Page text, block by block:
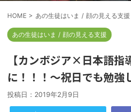
HOME > あの生徒はいま / 顔の見える支援
あの生徒はいま / 顔の見える支援
【カンボジア×日本語指
に！！！～祝日でも勉強
投稿日： 2019年2月9日